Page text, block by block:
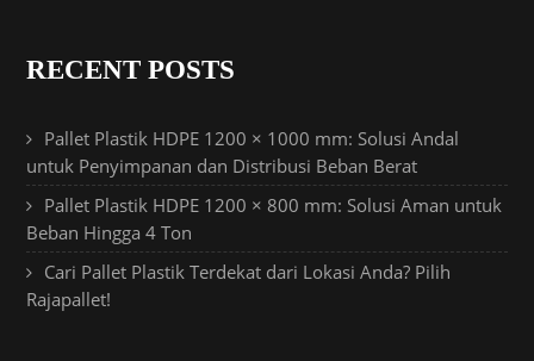
RECENT POSTS
Pallet Plastik HDPE 1200 × 1000 mm: Solusi Andal
untuk Penyimpanan dan Distribusi Beban Berat
Pallet Plastik HDPE 1200 × 800 mm: Solusi Aman untuk
Beban Hingga 4 Ton
Cari Pallet Plastik Terdekat dari Lokasi Anda? Pilih
Rajapallet!